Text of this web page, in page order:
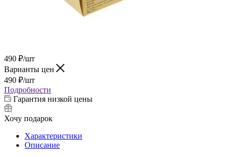
490 ₽/шт
Варианты цен
490 ₽/шт
Подробности
Гарантия низкой цены
Хочу подарок
Характеристики
Описание